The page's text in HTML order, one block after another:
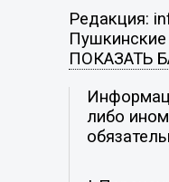
Редакция:
Пушкинские
ПОКАЗАТЬ
либо